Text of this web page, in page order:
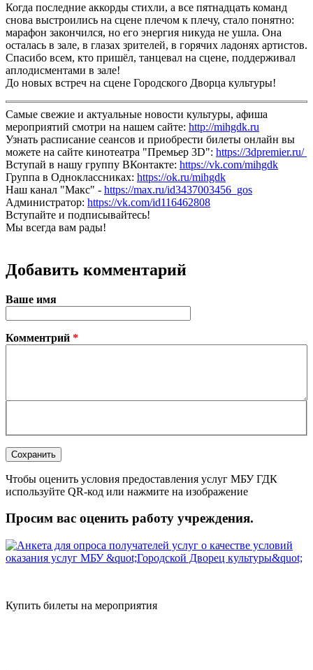
Когда последние аккорды стихли, а все пятнадцать команд
снова выстроились на сцене плечом к плечу, стало понятно:
марафон закончился, но его энергия никуда не ушла. Она
осталась в зале, в глазах зрителей, в горячих ладонях артистов.
Спасибо всем, кто пришёл, танцевал на сцене, поддерживал
аплодисментами в зале!
До новых встреч на сцене Городского Дворца культуры!
Самые свежие и актуальные новости культуры, афиша
мероприятий смотри на нашем сайте: http://mihgdk.ru
Узнать расписание сеансов и приобрести билеты онлайн вы
можете на сайте кинотеатра "Премьер 3D": https://3dpremier.ru/
Вступай в нашу группу ВКонтакте: https://vk.com/mihgdk
Группа в Одноклассниках: https://ok.ru/mihgdk
Наш канал "Макс" - https://max.ru/id3437003456_gos
Администратор: https://vk.com/id116462808
Вступайте и подписывайтесь!
Мы всегда вам рады!
Добавить комментарий
Ваше имя
Комментрий *
Чтобы оценить условия предоставления услуг МБУ ГДК
используйте QR-код или нажмите на изображение
Просим вас оценить работу учреждения.
Купить билеты на мероприятия